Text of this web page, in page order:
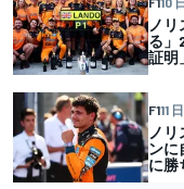
ノ
る」
証明
F111
ノ
ンに
に勝